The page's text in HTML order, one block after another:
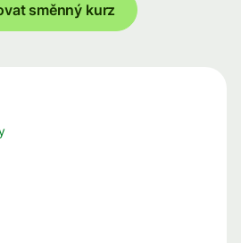
směnný kurz